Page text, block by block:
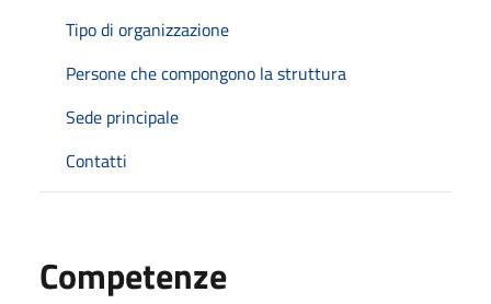
Tipo di organizzazione
Persone che compongono la struttura
Sede principale
Contatti
Competenze